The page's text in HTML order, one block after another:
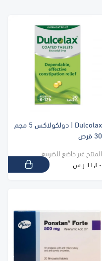
Dulcolax | دولكولاكس 5 مجم
30 قرص
المنتج غير خاضع للضريبة
١١٫٢٠ ر.س